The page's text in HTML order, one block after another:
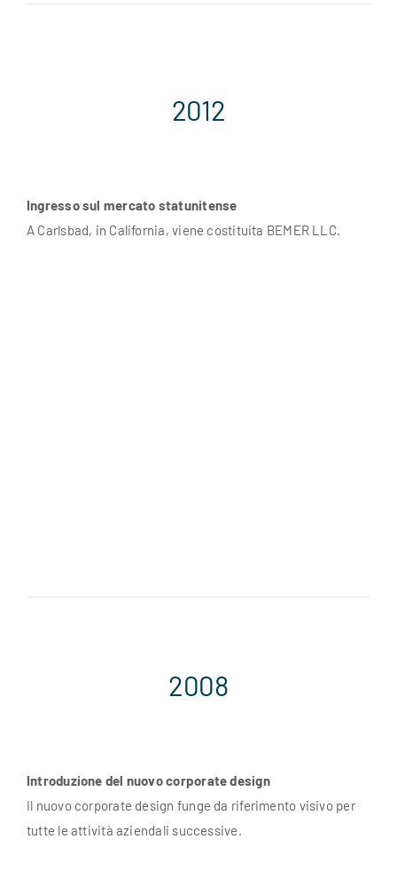
2012
Ingresso sul mercato statunitense
A Carlsbad, in California, viene costituita BEMER LLC.
2008
Introduzione del nuovo corporate design
Il nuovo corporate design funge da riferimento visivo per
tutte le attività aziendali successive.